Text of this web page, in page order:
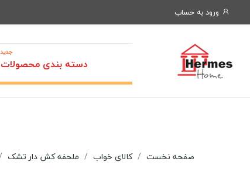
ورود به حساب
دسته بندی محصولات
جدید
صفحه نخست کالای خواب ملحفه کش دار تشک